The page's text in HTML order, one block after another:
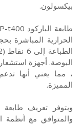
بيكسولون.
البوصة. أجهزة
، مما يعني أنها
المميزة.